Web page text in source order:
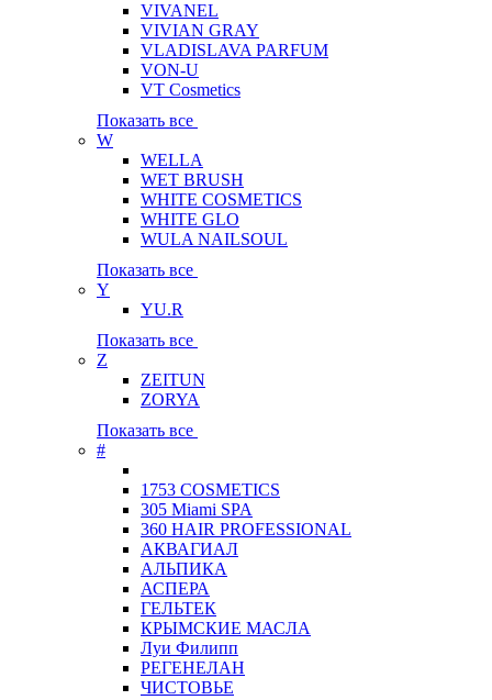
VIVANEL
VIVIAN GRAY
VLADISLAVA PARFUM
VON-U
VT Cosmetics
Показать все
W
WELLA
WET BRUSH
WHITE COSMETICS
WHITE GLO
WULA NAILSOUL
Показать все
Y
YU.R
Показать все
Z
ZEITUN
ZORYA
Показать все
#
1753 COSMETICS
305 Miami SPA
360 HAIR PROFESSIONAL
АКВАГИАЛ
АЛЬПИКА
АСПЕРА
ГЕЛЬТЕК
КРЫМСКИЕ МАСЛА
Луи Филипп
РЕГЕНЕЛАН
ЧИСТОВЬЕ